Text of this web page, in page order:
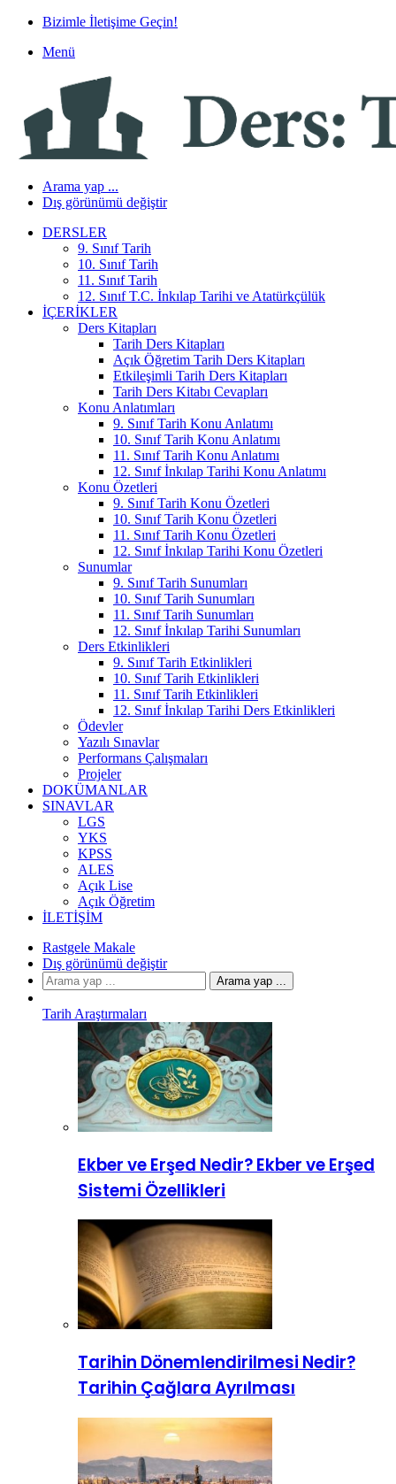
Bizimle İletişime Geçin!
Menü
Arama yap ...
Dış görünümü değiştir
DERSLER
9. Sınıf Tarih
10. Sınıf Tarih
11. Sınıf Tarih
12. Sınıf T.C. İnkılap Tarihi ve Atatürkçülük
İÇERIKLER
Ders Kitapları
Tarih Ders Kitapları
Açık Öğretim Tarih Ders Kitapları
Etkileşimli Tarih Ders Kitapları
Tarih Ders Kitabı Cevapları
Konu Anlatımları
9. Sınıf Tarih Konu Anlatımı
10. Sınıf Tarih Konu Anlatımı
11. Sınıf Tarih Konu Anlatımı
12. Sınıf İnkılap Tarihi Konu Anlatımı
Konu Özetleri
9. Sınıf Tarih Konu Özetleri
10. Sınıf Tarih Konu Özetleri
11. Sınıf Tarih Konu Özetleri
12. Sınıf İnkılap Tarihi Konu Özetleri
Sunumlar
9. Sınıf Tarih Sunumları
10. Sınıf Tarih Sunumları
11. Sınıf Tarih Sunumları
12. Sınıf İnkılap Tarihi Sunumları
Ders Etkinlikleri
9. Sınıf Tarih Etkinlikleri
10. Sınıf Tarih Etkinlikleri
11. Sınıf Tarih Etkinlikleri
12. Sınıf İnkılap Tarihi Ders Etkinlikleri
Ödevler
Yazılı Sınavlar
Performans Çalışmaları
Projeler
DOKÜMANLAR
SINAVLAR
LGS
YKS
KPSS
ALES
Açık Lise
Açık Öğretim
İLETIŞIM
Rastgele Makale
Dış görünümü değiştir
Arama yap ...
Tarih Araştırmaları
Ekber ve Erşed Nedir? Ekber ve Erşed
Sistemi Özellikleri
Tarihin Dönemlendirilmesi Nedir?
Tarihin Çağlara Ayrılması